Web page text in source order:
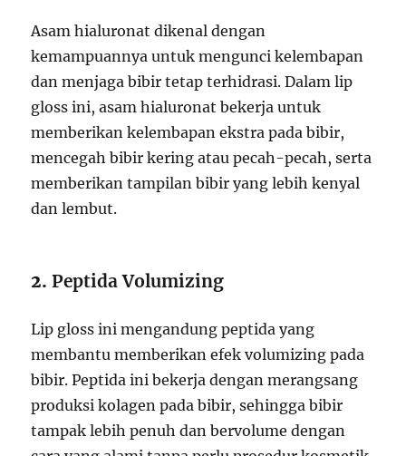
Asam hialuronat dikenal dengan
kemampuannya untuk mengunci kelembapan
dan menjaga bibir tetap terhidrasi. Dalam lip
gloss ini, asam hialuronat bekerja untuk
memberikan kelembapan ekstra pada bibir,
mencegah bibir kering atau pecah-pecah, serta
memberikan tampilan bibir yang lebih kenyal
dan lembut.
2.Peptida Volumizing
Lip gloss ini mengandung peptida yang
membantu memberikan efek volumizing pada
bibir. Peptida ini bekerja dengan merangsang
produksi kolagen pada bibir, sehingga bibir
tampak lebih penuh dan bervolume dengan